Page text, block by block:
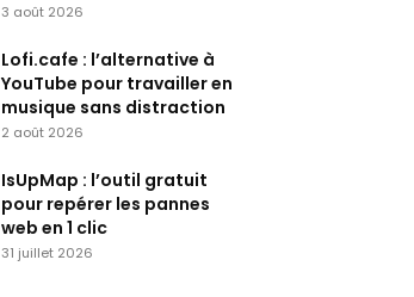
3 août 2026
Lofi.cafe : l’alternative à
YouTube pour travailler en
musique sans distraction
2 août 2026
IsUpMap : l’outil gratuit
pour repérer les pannes
web en 1 clic
31 juillet 2026